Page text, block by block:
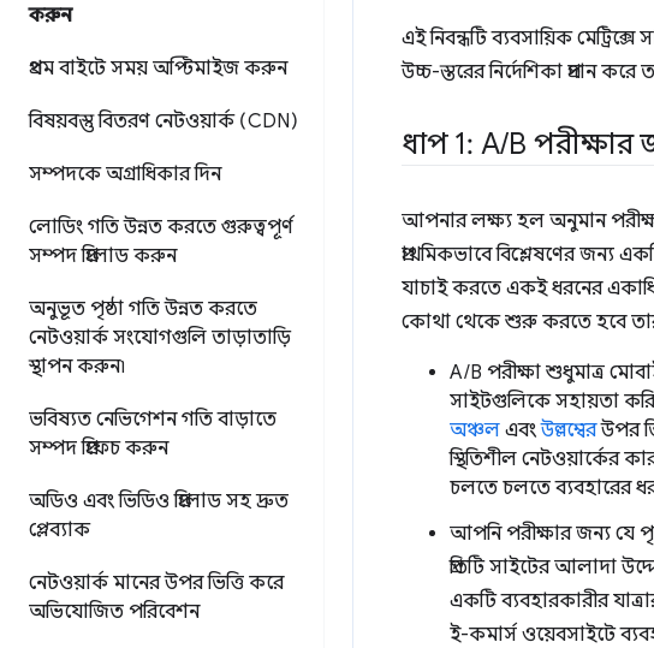
করুন
প্রথম বাইটে সময় অপ্টিমাইজ করুন
বিষয়বস্তু বিতরণ নেটওয়ার্ক (CDN)
সম্পদকে অগ্রাধিকার দিন
লোডিং গতি উন্নত করতে গুরুত্বপূর্ণ
সম্পদ প্রিলোড করুন
অনুভূত পৃষ্ঠা গতি উন্নত করতে
নেটওয়ার্ক সংযোগগুলি তাড়াতাড়ি
স্থাপন করুন৷
ভবিষ্যত নেভিগেশন গতি বাড়াতে
সম্পদ প্রিফেচ করুন
অডিও এবং ভিডিও প্রিলোড সহ দ্রুত
প্লেব্যাক
নেটওয়ার্ক মানের উপর ভিত্তি করে
অভিযোজিত পরিবেশন
এই নিবন্ধটি ব্যবসায়িক
উচ্চ-স্তরের নির্দেশিকা প্রদান
ধাপ 1: A/B পরীক্ষার
আপনার লক্ষ্য হল অনুমান
প্রাথমিকভাবে বিশ্লেষণের
যাচাই করতে একই ধরনের
কোথা থেকে শুরু করতে হবে তার
A/B পরীক্ষা শুধুমাত্র
সাইটগুলিকে সহায়তা
অঞ্চল এবংউল্লম্বেরউপর
স্থিতিশীল নেটওয়ার্কের
চলতে চলতে ব্যবহারের
আপনি পরীক্ষার জন্য যে
প্রতিটি সাইটের আলাদা
একটি ব্যবহারকারীর
ই-কমার্স ওয়েবসাইটে